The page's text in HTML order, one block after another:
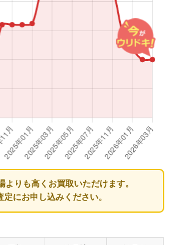
よりも高くお買取いただけます。
定にお申し込みください。